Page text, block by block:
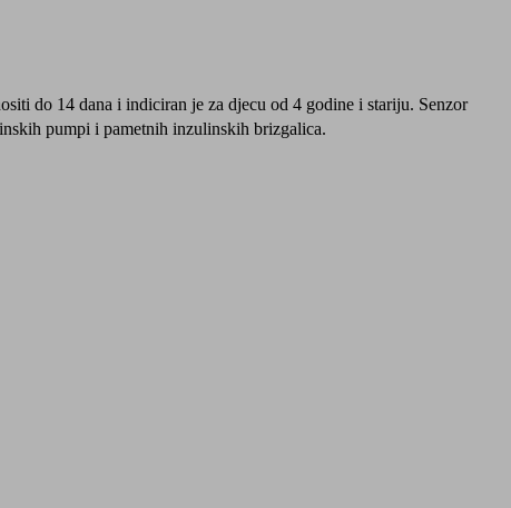
do 14 dana i indiciran je za djecu od 4 godine i stariju. Senzor
pumpi i pametnih inzulinskih brizgalica.